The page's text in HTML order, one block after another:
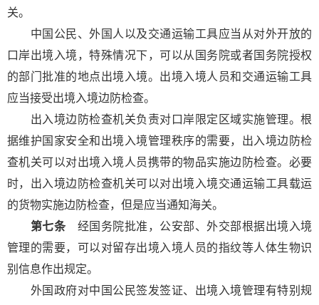
关。
中国公民、外国人以及交通运输工具应当从对外开放的
口岸出境入境，特殊情况下，可以从国务院或者国务院授权
的部门批准的地点出境入境。出境入境人员和交通运输工具
应当接受出境入境边防检查。
出入境边防检查机关负责对口岸限定区域实施管理。根
据维护国家安全和出境入境管理秩序的需要，出入境边防检
查机关可以对出境入境人员携带的物品实施边防检查。必要
时，出入境边防检查机关可以对出境入境交通运输工具载运
的货物实施边防检查，但是应当通知海关。
第七条经国务院批准，公安部、外交部根据出境入境
管理的需要，可以对留存出境入境人员的指纹等人体生物识
别信息作出规定。
外国政府对中国公民签发签证、出境入境管理有特别规